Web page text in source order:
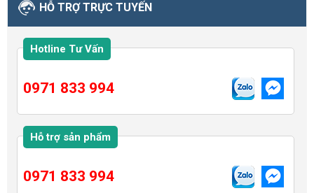
HỖ TRỢ TRỰC TUYẾN
Hotline Tư Vấn
0971 833 994
Hỗ trợ sản phẩm
0971 833 994